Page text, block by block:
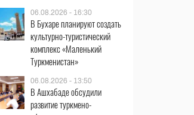
06.08.2026 - 16:30
В Бухаре планируют создать
культурно-туристический
комплекс «Маленький
Туркменистан»
06.08.2026 - 13:50
В Ашхабаде обсудили
развитие туркмено-